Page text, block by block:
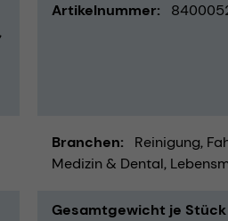
Artikelnummer
Branchen Reinigung
Medizin & Dental
Gesamtgewicht je